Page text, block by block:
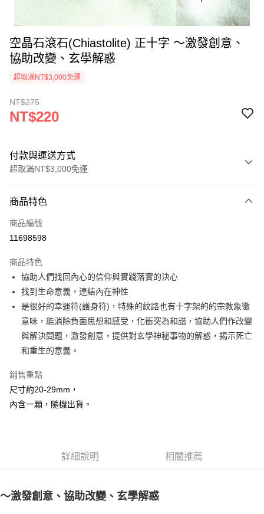
空晶石滾石(Chiastolite) 正十字 ～激發創意、
協助改變、玄學解惑
超取滿NT$3,000免運
NT$275
NT$220
付款與運送方式
超取滿NT$3,000免運
信用卡一次付款
超商取貨付款
Apple Pay
街口支付
悠遊付
ATM付款
全家取貨付款
每筆NT$80，滿NT$3,000(含以上)免運費
賣家宅配幫您送（台灣）
郵局幫你送（離島）
商品特色
商品編號
11698598
商品特色
協助人們找回內心的信仰與實踐落實的決心
找到生命意義，連結內在神性
是很好的幸運符(護身符)，特殊的紋路也有十字架的的宗教象徵
意味，能消除負面思想和感受，化衝突為和諧，協助人們作改變
與解決問題，激發創意，提供對玄學神秘事物的解惑，揭示死亡
和重生的意義。
銷售重點
尺寸約20-29mm，
內含一顆，隨機出貨。
詳細說明 相關推薦
～激發創意、協助改變、玄學解惑